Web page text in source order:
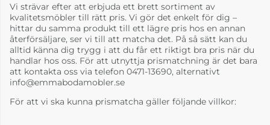
Vi strävar efter att erbjuda ett brett sortiment av
kvalitetsmöbler till rätt pris. Vi gör det enkelt för dig –
hittar du samma produkt till ett lägre pris hos en annan
återförsäljare, ser vi till att matcha det. På så sätt kan du
alltid känna dig trygg i att du får ett riktigt bra pris när du
handlar hos oss. För att utnyttja prismatchning är det bara
att kontakta oss via telefon 0471-13690, alternativt
info@emmabodamobler.se
För att vi ska kunna prismatcha gäller följande villkor: